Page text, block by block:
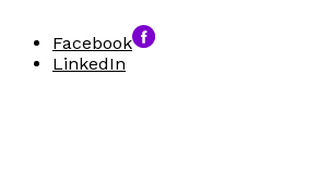
Facebook
LinkedIn